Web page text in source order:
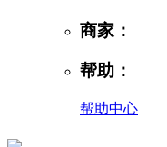
商家：
帮助：
帮助中心